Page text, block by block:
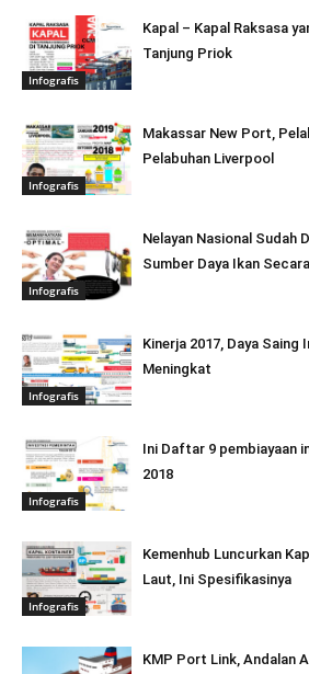
Infografis
Kapal – Kapal Raksasa
Tanjung Priok
Infografis
Makassar New Port,
Pelabuhan Liverpool
Infografis
Nelayan Nasional Sudah
Sumber Daya Ikan
Infografis
Kinerja 2017, Daya
Meningkat
Infografis
Ini Daftar 9 pembiayaan
2018
Infografis
Kemenhub Luncurkan
Laut, Ini Spesifikasinya
KMP Port Link, Andalan